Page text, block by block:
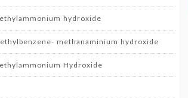
hydroxide
methanaminium hydroxide
Hydroxide